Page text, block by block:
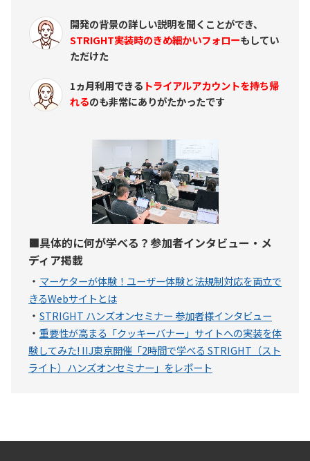
開発の背景の詳しい説明を聞くことができ、
STRIGHT実装時のきめ細かいフォローもしてい
ただけた
1ヵ月利用できる トライアルアカウントを持ち帰
れるのも非常にありがたかったです
■具体的に何が学べる？参加者インタビュー・メ
ディア掲載
・ マーケターが体験！ユーザー体験と法規制対応を両立で
きるWebサイトとは
・ STRIGHT ハンズオンセミナー 参加者様インタビュー
・ 重要性が高まる「クッキーバナー」サイトへの実装を体
験してみた! IIJ東京開催「2時間で学べる STRIGHT（スト
ライト）ハンズオンセミナー」をレポート